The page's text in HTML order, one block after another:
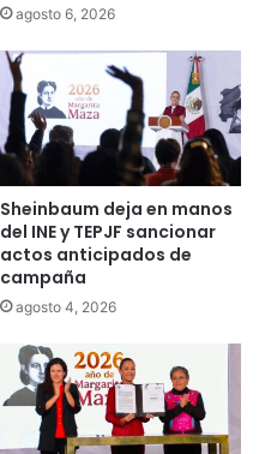
agosto 6, 2026
Sheinbaum deja en manos
del INE y TEPJF sancionar
actos anticipados de
campaña
agosto 4, 2026